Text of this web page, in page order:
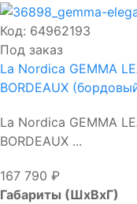
Код: 64962193
Под заказ
La Nordica GEMMA
BORDEAUX
La Nordica GEMMA
BORDEAUX ...
167 790 ₽
Габариты (ШхВхГ)